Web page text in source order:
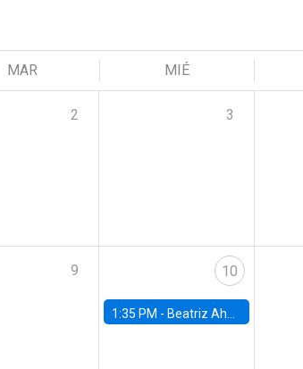
MAR MIÉ
2 3
9 10
1:35 PM - Beatriz Ahumada, PhD candidate, Universidad de Pittsburgh